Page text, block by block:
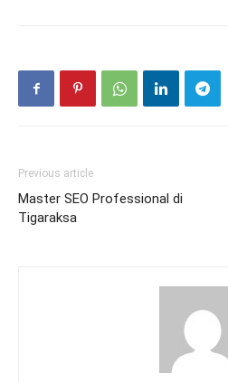
Previous article
Master SEO Professional di
Tigaraksa